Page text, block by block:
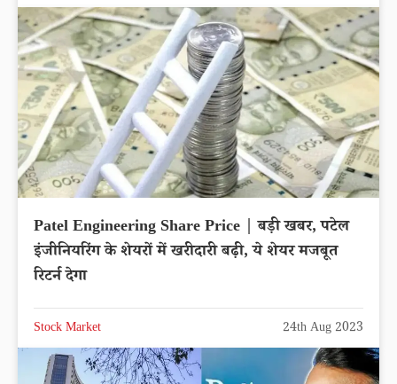
Patel Engineering Share Price | बड़ी खबर, पटेल
इंजीनियरिंग के शेयरों में खरीदारी बढ़ी, ये शेयर मजबूत
रिटर्न देगा
Stock Market 24th Aug 2023